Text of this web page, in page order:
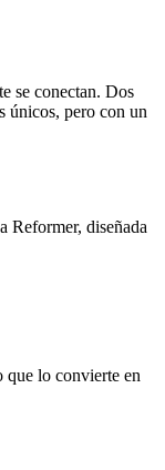
se conectan. Dos
únicos, pero con un
Reformer, diseñada
que lo convierte en